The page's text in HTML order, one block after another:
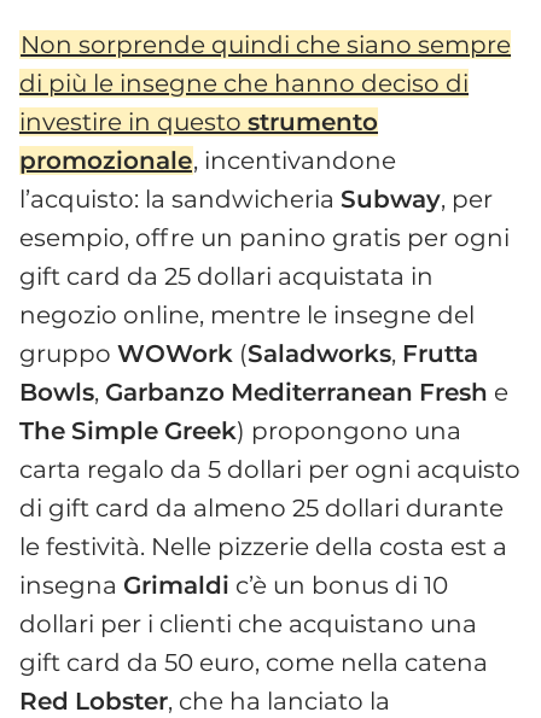
Non sorprende quindi che siano sempre
di più le insegne che hanno deciso di
investire in questo strumento
promozionale, incentivandone
l’acquisto: la sandwicheria Subway, per
esempio, offre un panino gratis per ogni
gift card da 25 dollari acquistata in
negozio online, mentre le insegne del
gruppo WOWork (Saladworks, Frutta
Bowls, Garbanzo Mediterranean Fresh e
The Simple Greek) propongono una
carta regalo da 5 dollari per ogni acquisto
di gift card da almeno 25 dollari durante
le festività. Nelle pizzerie della costa est a
insegna Grimaldi c’è un bonus di 10
dollari per i clienti che acquistano una
gift card da 50 euro, come nella catena
Red Lobster, che ha lanciato la